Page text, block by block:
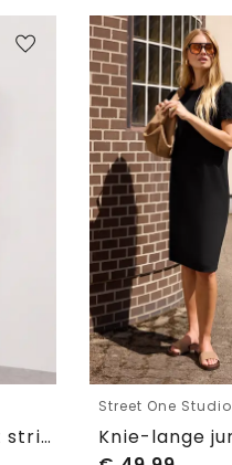
Knie-lange jurk met strikdetail
Street One Studio